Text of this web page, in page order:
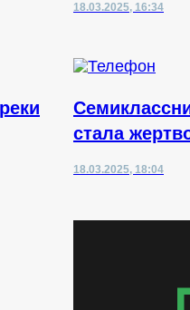
18.03.2025, 16:34
стала
18.03.2025, 18:04